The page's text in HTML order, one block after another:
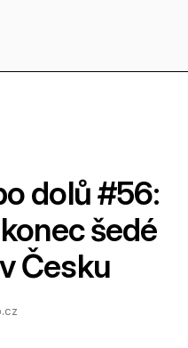
dolů #56:
šedé
Česku